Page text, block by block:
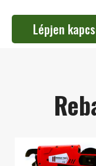
Lépjen